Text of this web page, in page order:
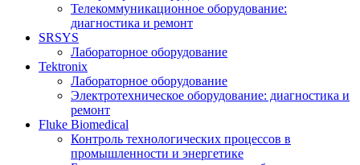
Телекоммуникационное оборудование:
диагностика и ремонт
SRSYS
Лабораторное оборудование
Tektronix
Лабораторное оборудование
Электротехническое оборудование: диагностика и
ремонт
Fluke Biomedical
Контроль технологических процессов в
промышленности и энергетике